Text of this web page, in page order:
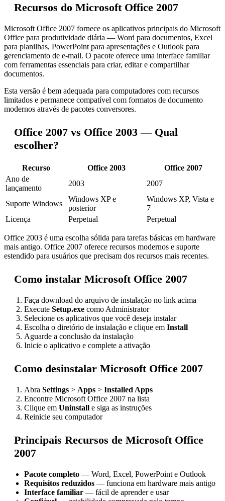
Recursos do Microsoft Office 2007
Microsoft Office 2007 fornece os aplicativos principais do Microsoft
Office para produtividade diária — Word para documentos, Excel
para planilhas, PowerPoint para apresentações e Outlook para
gerenciamento de e-mail. O pacote oferece uma interface familiar
com ferramentas essenciais para criar, editar e compartilhar
documentos.
Esta versão é bem adequada para computadores com recursos
limitados e permanece compatível com formatos de documento
modernos através de pacotes conversores.
Office 2007 vs Office 2003 — Qual
escolher?
Recurso Office 2003
Office 2007
Ano de
lançamento
2003 2007
Suporte Windows
Windows XP e
posterior
Windows XP, Vista e
7
Licença
Perpetual Perpetual
Office 2003 é uma escolha sólida para tarefas básicas em hardware
mais antigo. Office 2007 oferece recursos modernos e suporte
estendido para usuários que precisam dos recursos mais recentes.
Como instalar Microsoft Office 2007
Faça download do arquivo de instalação no link acima
Execute Setup.exe como Administrator
Selecione os aplicativos que você deseja instalar
Escolha o diretório de instalação e clique em Install
Aguarde a conclusão da instalação
Inicie o aplicativo e complete a ativação
Como desinstalar Microsoft Office 2007
Abra Settings > Apps > Installed Apps
Encontre Microsoft Office 2007 na lista
Clique em Uninstall e siga as instruções
Reinicie seu computador
Principais Recursos de Microsoft Office
2007
Pacote completo — Word, Excel, PowerPoint e Outlook
Requisitos reduzidos — funciona em hardware mais antigo
Interface familiar — fácil de aprender e usar